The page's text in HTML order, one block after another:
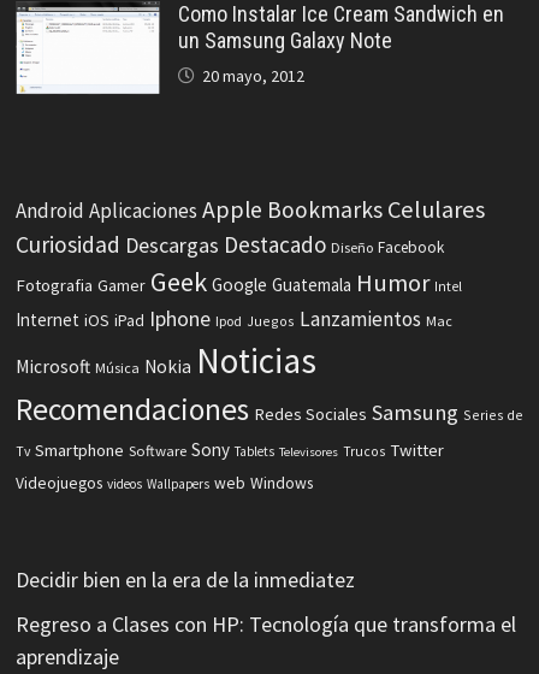
Como Instalar Ice Cream Sandwich en
un Samsung Galaxy Note
20 mayo, 2012
Android Aplicaciones Apple Bookmarks Celulares
Curiosidad Descargas Destacado Diseño Facebook
Fotografia Gamer Geek Google Guatemala Humor Intel
Internet iOS iPad Iphone Ipod Juegos Lanzamientos Mac
Microsoft Música Nokia Noticias
Recomendaciones Redes Sociales Samsung Series de
Tv Smartphone Software Sony Tablets Televisores Trucos Twitter
Videojuegos videos Wallpapers web Windows
Decidir bien en la era de la inmediatez
Regreso a Clases con HP: Tecnología que transforma el
aprendizaje